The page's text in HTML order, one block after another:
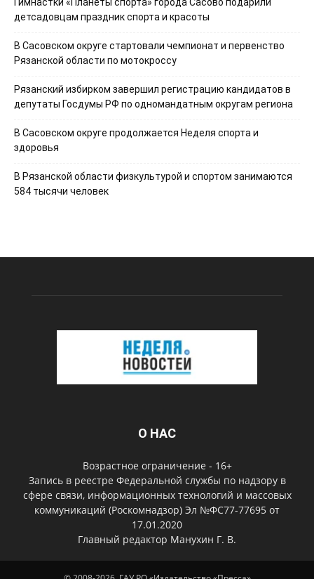
детсадовцам праздник спорта и красоты
В Сасовском округе стартовали чемпионат и первенство
Рязанской области по мотокроссу
Рязанский избирком завершил регистрацию кандидатов в
депутаты Госдумы РФ по одномандатным округам региона
В Сасовском округе продолжается Неделя спорта и
здоровья
В Рязанской области физкультурой и спортом занимаются
584 тысячи человек
О НАС
Возрастное ограничение - 16+
Запись в реестре Федеральной службы по надзору в
сфере связи, информационных технологий и массовых
коммуникаций (Роскомнадзор) Эл №ФС77-77695 от
17.01.2020
Главный редактор Манухин Г. В.